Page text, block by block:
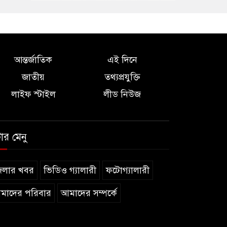
আন্তর্জাতিক
এই দিনে
জাতীয়
তথ্যপ্রযুক্তি
লাইফ স্টাইল
লীড নিউজ
মেনু
খবর ভিডিও গ্যালারী ফটোগ্যালারী
পরিবার আমাদের সম্পর্কে